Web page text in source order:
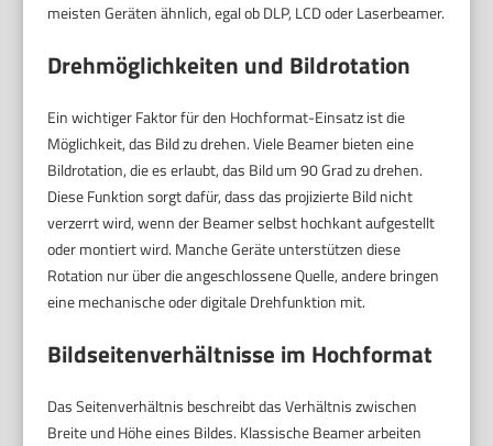
meisten Geräten ähnlich, egal ob DLP, LCD oder Laserbeamer.
Drehmöglichkeiten und Bildrotation
Ein wichtiger Faktor für den Hochformat-Einsatz ist die
Möglichkeit, das Bild zu drehen. Viele Beamer bieten eine
Bildrotation, die es erlaubt, das Bild um 90 Grad zu drehen.
Diese Funktion sorgt dafür, dass das projizierte Bild nicht
verzerrt wird, wenn der Beamer selbst hochkant aufgestellt
oder montiert wird. Manche Geräte unterstützen diese
Rotation nur über die angeschlossene Quelle, andere bringen
eine mechanische oder digitale Drehfunktion mit.
Bildseitenverhältnisse im Hochformat
Das Seitenverhältnis beschreibt das Verhältnis zwischen
Breite und Höhe eines Bildes. Klassische Beamer arbeiten